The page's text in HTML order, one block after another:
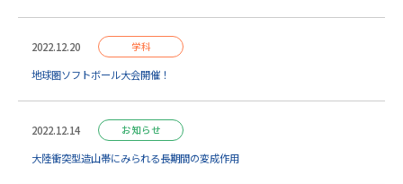
2022.12.20 学科
地球圏ソフトボール大会開催！
2022.12.14 お知らせ
大陸衝突型造山帯にみられる長期間の変成作用